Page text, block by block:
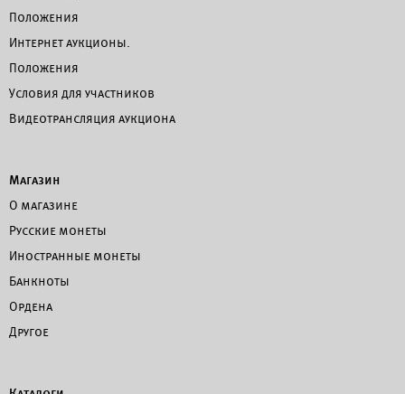
Положения
Интернет аукционы.
Положения
Условия для участников
Видеотрансляция аукциона
Магазин
О магазине
Русские монеты
Иностранные монеты
Банкноты
Ордена
Другое